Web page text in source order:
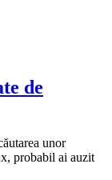
de
unor
probabil ai auzit